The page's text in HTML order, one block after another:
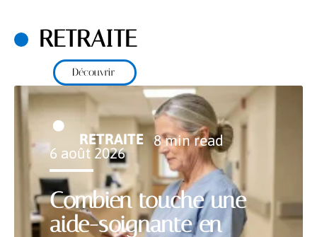
RETRAITE
Découvrir
Combien touche une
aide-soignante en
RETRAITE 8 min read
6 août 2026